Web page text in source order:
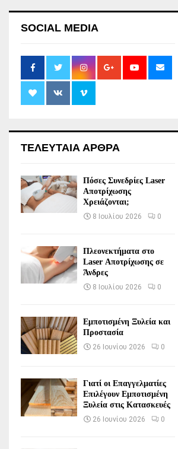
SOCIAL MEDIA
ΤΕΛΕΥΤΑΙΑ ΑΡΘΡΑ
Πόσες Συνεδρίες Laser
Αποτρίχωσης
Χρειάζονται;
8 Ιουλίου 2026 0
Πλεονεκτήματα στο
Laser Αποτρίχωσης σε
Άνδρες
8 Ιουλίου 2026 0
Εμποτισμένη Ξυλεία και
Προστασία
26 Ιουνίου 2026 0
Γιατί οι Επαγγελματίες
Επιλέγουν Εμποτισμένη
Ξυλεία στις Κατασκευές
26 Ιουνίου 2026 0